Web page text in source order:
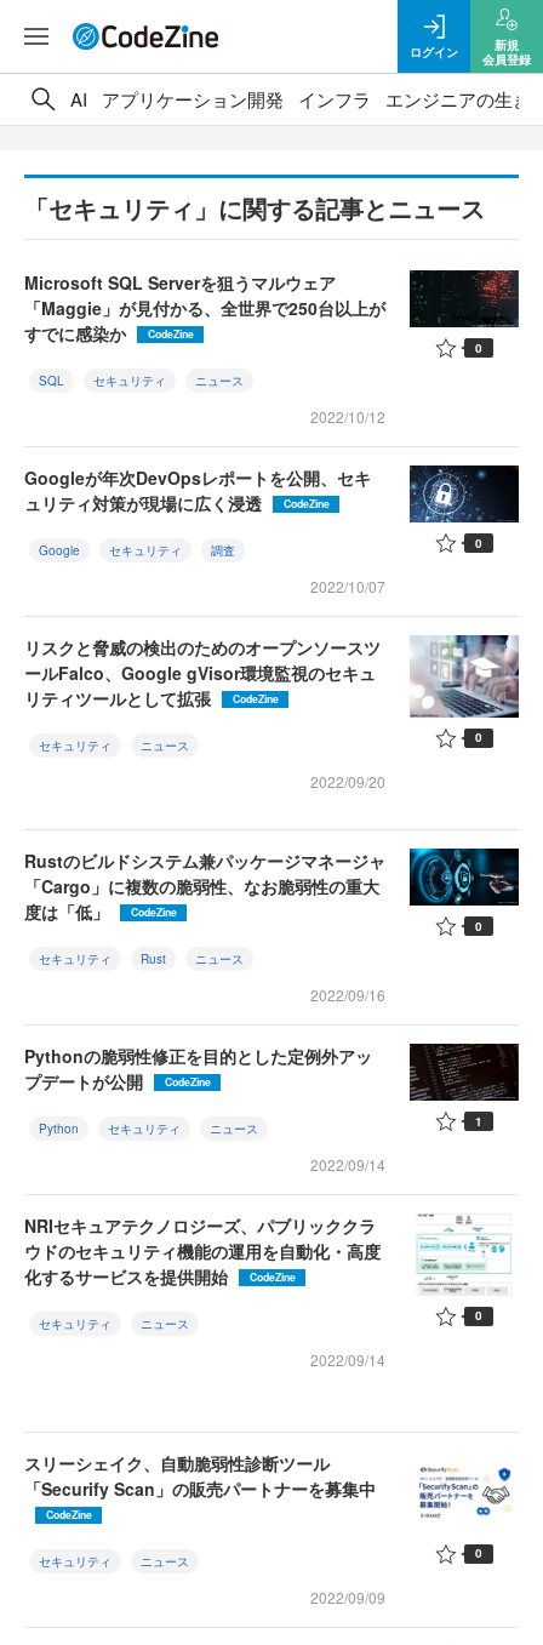
ログイン
新規
会員登録
AI アプリケーション開発 インフラ エンジニアの生き
「セキュリティ」に関する記事とニュース
Microsoft SQL Serverを狙うマルウェア
「Maggie」が見付かる、全世界で250台以上が
すでに感染か
CodeZine
SQL セキュリティ ニュース
2022/10/12
0
Googleが年次DevOpsレポートを公開、セキ
ュリティ対策が現場に広く浸透
CodeZine
Google セキュリティ 調査
2022/10/07
0
リスクと脅威の検出のためのオープンソースツ
ールFalco、Google gVisor環境監視のセキュ
リティツールとして拡張
CodeZine
セキュリティ ニュース
2022/09/20
0
Rustのビルドシステム兼パッケージマネージャ
「Cargo」に複数の脆弱性、なお脆弱性の重大
度は「低」
CodeZine
セキュリティ Rust ニュース
2022/09/16
0
Pythonの脆弱性修正を目的とした定例外アッ
プデートが公開
CodeZine
Python セキュリティ ニュース
2022/09/14
1
NRIセキュアテクノロジーズ、パブリッククラ
ウドのセキュリティ機能の運用を自動化・高度
化するサービスを提供開始
CodeZine
セキュリティ ニュース
2022/09/14
0
スリーシェイク、自動脆弱性診断ツール
「Securify Scan」の販売パートナーを募集中
CodeZine
セキュリティ ニュース
2022/09/09
0